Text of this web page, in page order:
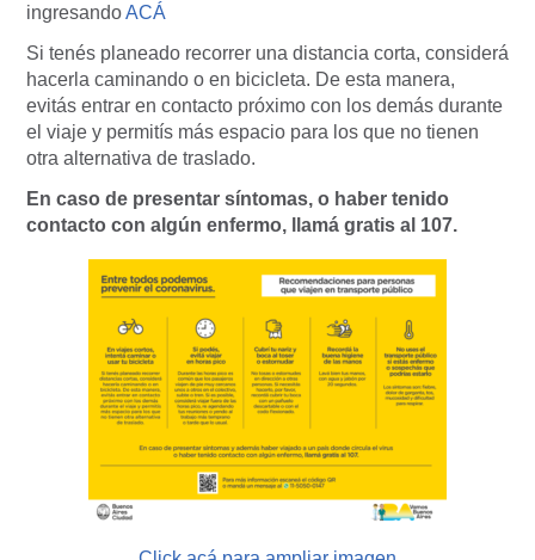
ingresandoACÁ
Si tenés planeado recorrer una distancia corta, considerá
hacerla caminando o en bicicleta. De esta manera,
evitás entrar en contacto próximo con los demás durante
el viaje y permitís más espacio para los que no tienen
otra alternativa de traslado.
En caso de presentar síntomas, o haber tenido
contacto con algún enfermo, llamá gratis al 107.